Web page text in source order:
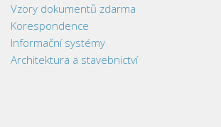
Vzory dokumentů zdarma
Korespondence
Informační systémy
Architektura a stavebnictví